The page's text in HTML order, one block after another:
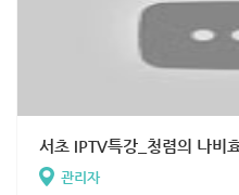
관리자